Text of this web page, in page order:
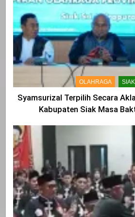
OLAHRAGA SIAK
Syamsurizal Terpilih Secara
Kabupaten Siak Masa